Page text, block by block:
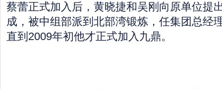
蔡蕾正式加入后，黄晓捷和吴刚向原单位提
成，被中组部派到北部湾锻炼，任集团总经
直到2009年初他才正式加入九鼎。